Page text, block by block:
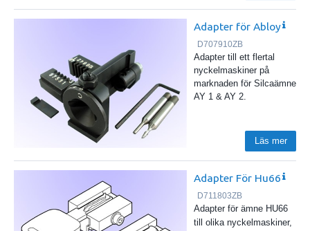
Adapter för Abloy
D707910ZB
Adapter till ett flertal
nyckelmaskiner på
marknaden för Silcaämne
AY 1 & AY 2.
Läs mer
Adapter För Hu66
D711803ZB
Adapter för ämne HU66
till olika nyckelmaskiner,